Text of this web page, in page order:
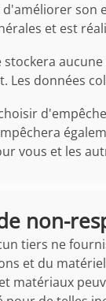
son
et est
stockera
Les données
vous et les
non-
tiers ne
et du
matériaux